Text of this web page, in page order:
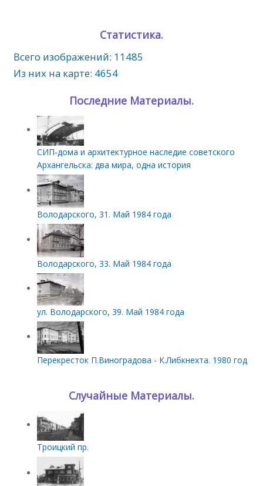
Статистика.
Всего изображений: 11485
Из них на карте: 4654
Последние Материалы.
СИП‑дома и архитектурное наследие советского
Архангельска: два мира, одна история
Володарского, 31. Май 1984 года
Володарского, 33. Май 1984 года
ул. Володарского, 39. Май 1984 года
Перекресток П.Виноградова - К.Либкнехта. 1980 год
Случайные Материалы.
Троицкий пр.